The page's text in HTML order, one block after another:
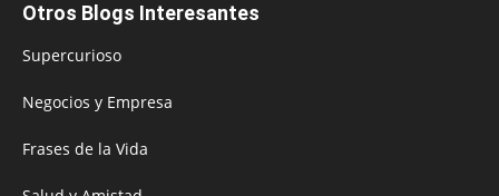
Otros Blogs Interesantes
Supercurioso
Negocios y Empresa
Frases de la Vida